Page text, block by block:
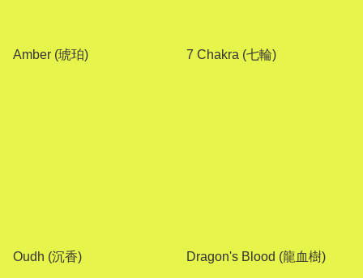
Amber (琥珀) 7 Chakra (七輪)
Oudh (沉香) Dragon's Blood (龍血樹)